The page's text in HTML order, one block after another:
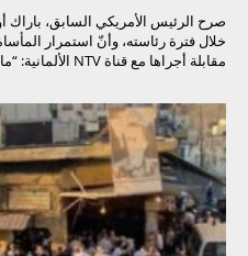
صرح الرئيس الأمريكي السابق، باراك
خلال فترة رئاسته، وأنّ استمرار
مقابلة أجراها مع قناة NTV الألمانية: “ما...